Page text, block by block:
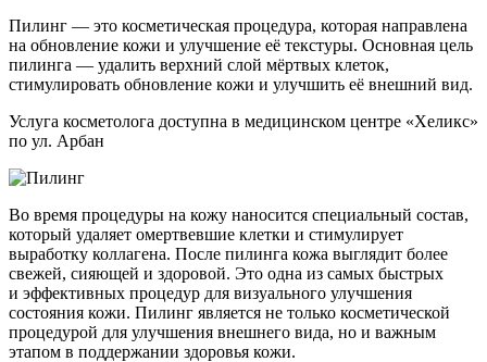
Пилинг — это косметическая процедура, которая направлена
на обновление кожи и улучшение её текстуры. Основная цель
пилинга — удалить верхний слой мёртвых клеток,
стимулировать обновление кожи и улучшить её внешний вид.
Услуга косметолога доступна в медицинском центре «Хеликс»
по ул. Арбан
Во время процедуры на кожу наносится специальный состав,
который удаляет омертвевшие клетки и стимулирует
выработку коллагена. После пилинга кожа выглядит более
свежей, сияющей и здоровой. Это одна из самых быстрых
и эффективных процедур для визуального улучшения
состояния кожи. Пилинг является не только косметической
процедурой для улучшения внешнего вида, но и важным
этапом в поддержании здоровья кожи.